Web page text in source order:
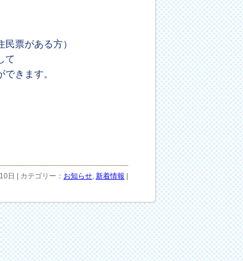
票がある方）
て
きます。
日 | カテゴリー： お知らせ, 新着情報